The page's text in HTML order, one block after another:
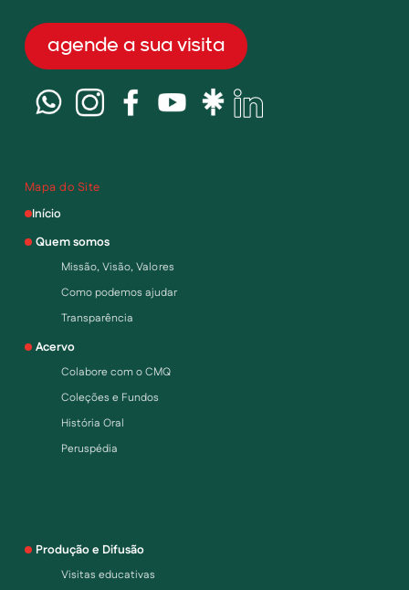
agende a sua visita
Mapa do Site
Início
Quem somos
Missão, Visão, Valores
Como podemos ajudar
Transparência
Acervo
Colabore com o CMQ
Coleções e Fundos
História Oral
Peruspédia
Produção e Difusão
Visitas educativas